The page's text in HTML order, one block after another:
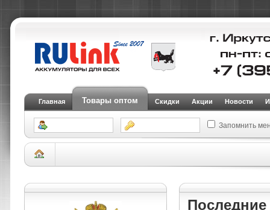
Главная Товары оптом Скидки Акции Новости
Запомнить
АКБ для легковых автомобилей и внедорожников
(EFB)
Авто аккумулятор 9999 IDLE-STOP EFB QNE-50B20L (M-42)
Последние